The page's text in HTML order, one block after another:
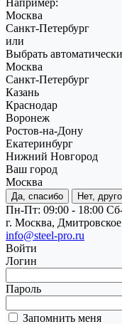
Например:
Москва
Санкт-Петербург
или
Выбрать автоматически
Москва
Санкт-Петербург
Казань
Краснодар
Воронеж
Ростов-на-Дону
Екатеринбург
Нижний Новгород
Ваш город
Москва
Да, спасибо Нет,
Пн-Пт: 09:00 - 18:00
г. Москва,
info@steel-pro.ru
Войти
Логин
Пароль
Запомнить меня